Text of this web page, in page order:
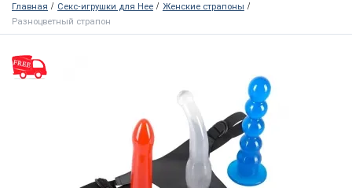
Главная Секс-игрушки для Нее
Женские страпоны
Разноцветный страпон